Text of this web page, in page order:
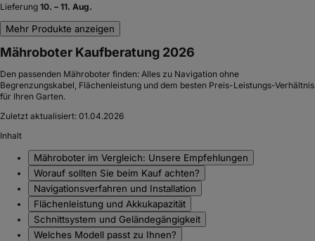
Lieferung 10. – 11. Aug.
Mehr Produkte anzeigen
Mähroboter Kaufberatung 2026
Den passenden Mähroboter finden: Alles zu Navigation ohne
Begrenzungskabel, Flächenleistung und dem besten Preis-Leistungs-Verhältnis
für Ihren Garten.
Zuletzt aktualisiert: 01.04.2026
Inhalt
Mähroboter im Vergleich: Unsere Empfehlungen
Worauf sollten Sie beim Kauf achten?
Navigationsverfahren und Installation
Flächenleistung und Akkukapazität
Schnittsystem und Geländegängigkeit
Welches Modell passt zu Ihnen?